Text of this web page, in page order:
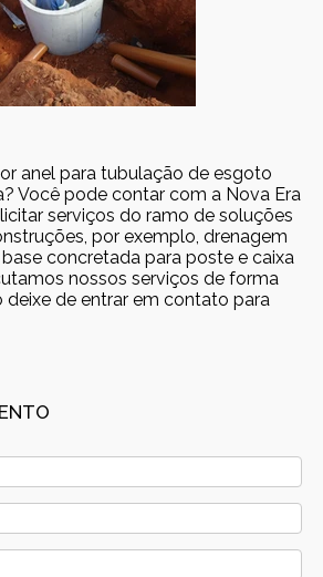
anel para tubulação de esgoto
Você pode contar com a Nova Era
serviços do ramo de soluções
por exemplo, drenagem
concretada para poste e caixa
nossos serviços de forma
deixe de entrar em contato para